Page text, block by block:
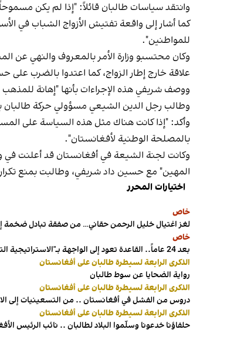
وانتقد سياسات طالبان قائلاً: "إذا لم يكن
كما أشار إلى واقعة تفتيش الأزواج الشباب في
للمواطنين".
وكان محتسبو وزارة الأمر بالمعروف والنهي عن
علاقة خارج إطار الزواج، كما اعتدوا بالضرب
ووصف شريفي هذه الإجراءات بأنها "إهانة
وطالب رجل الدين الشيعي مسؤولي حركة طالبان
وأكد: "إذا كانت هناك مثل هذه السياسة على
بالمصلحة الوطنية لأفغانستان".
وكانت لجنة الشيعة في أفغانستان قد أعلنت في
المهين" مع حسين داد شريفي، وطالبت بمنع
اختيارات المحرر
خاص
لغز اغتيال خليل الرحمن حقاني… من صفقة تبادل ضخمة
خاص
بعد 24 عاماً.. القاعدة تعود إلى الواجهة بـ"الاستراتيجية التعبوية"
الذكرى الرابعة لسيطرة طالبان على أفغانستان
رواية الضحايا عن سوط طالبان
الذكرى الرابعة لسيطرة طالبان على أفغانستان
دروس من الفشل في أفغانستان .. من التسعينيات إلى
الذكرى الرابعة لسيطرة طالبان على أفغانستان
حلفاؤنا خدعونا وسلّموا البلاد لطالبان .. نائب الرئيس